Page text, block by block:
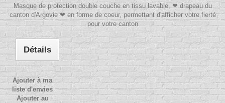
Masque de protection double couche en tissu lavable, ❤ drapeau du
canton d'Argovie ❤ en forme de coeur, permettant d'afficher votre fierté
pour votre canton
Détails
Ajouter à ma
liste d'envies
Ajouter au